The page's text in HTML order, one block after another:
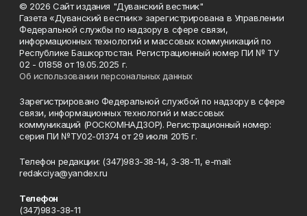
© 2026 Сайт издания "Дуванский вестник"
Газета «Дуванский вестник» зарегистрирована в Управлении
Федеральной службы по надзору в сфере связи,
информационных технологий и массовых коммуникаций по
Республике Башкортостан. Регистрационный номер ПИ № ТУ
02 - 01858 от 19.05.2025 г.
Об использовании персональных данных
Зарегистрировано Федеральной службой по надзору в сфере
связи, информационных технологий и массовых
коммуникаций (РОСКОМНАДЗОР). Регистрационный номер:
серия ПИ №ТУ02-01374 от 29 июля 2015 г.
Телефон редакции: (347)983-38-14, 3-38-11, e-mail:
redakciya@yandex.ru
Телефон
(347)983-38-11